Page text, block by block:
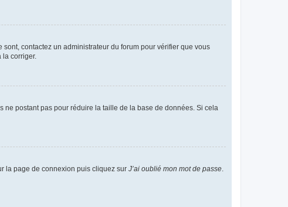
contactez un administrateur du forum pour vérifier que vous
corriger.
ne postant pas pour réduire la taille de la base de données. Si cela
la page de connexion puis cliquez sur J’ai oublié mon mot de passe